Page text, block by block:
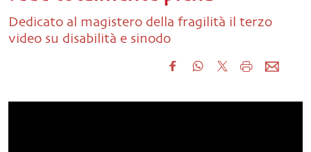
Dedicato al magistero della fragilità il terzo
video su disabilità e sinodo